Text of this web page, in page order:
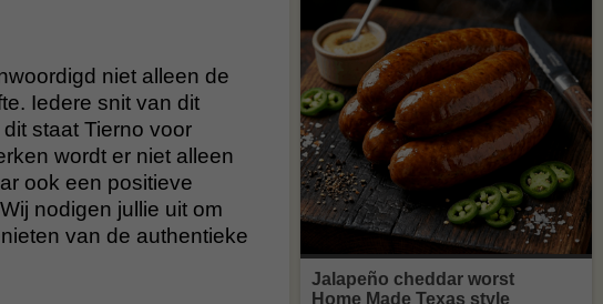
niet alleen de
Iedere snit van dit
staat Tierno voor
wordt er niet alleen
ook een positieve
nodigen jullie uit om
van de authentieke
Jalapeño cheddar worst
Home Made Texas style